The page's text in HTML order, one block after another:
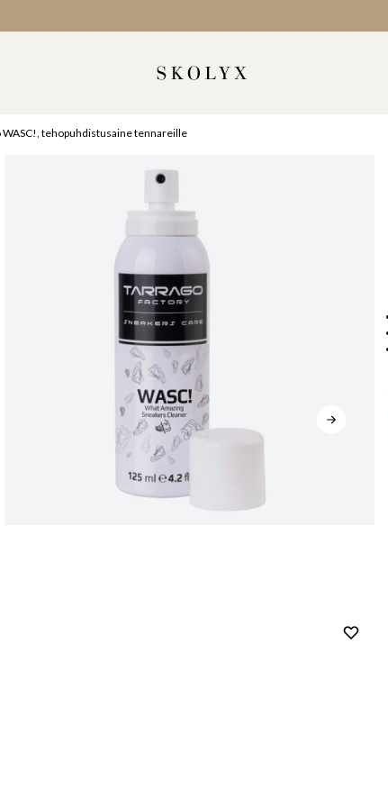
WASC!, tehopuhdistusaine tennareille